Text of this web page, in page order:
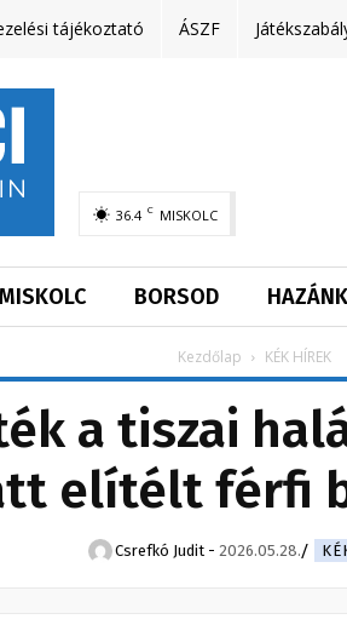
tájékoztató ÁSZF
36.4 C MISKOLC
MISKOLC BORSOD HAZÁNK
Kezdőlap KÉK HÍREK
a tiszai
elítélt férfi
Csrefkó Judit - 2026.05.28.